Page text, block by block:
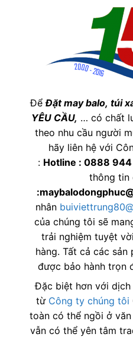
ĐểĐặt may balo, túi
YÊU CẦU, … có chất
theo nhu cầu người
hãy liên hệ với
: Hotline : 0888
thông tin
nhân
của chúng tôi sẽ
trải nghiệm tuyệt
hàng. Tất cả các
được bảo hành trọn
Đặc biệt hơn với dịch
từ Công ty chúng tôi
toàn có thể ngồi ở
vẫn có thể yên tâm